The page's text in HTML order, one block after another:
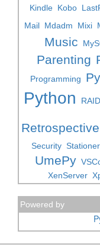
Kindle Kobo
Mail Mdadm Mixi
Music
Parenting
Programming
Python RAID
Retrospective
Security
UmePy
XenServer
Powered by